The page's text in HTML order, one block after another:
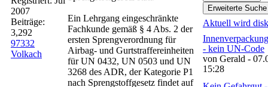
2007
Beiträge:
3,292
97332
Volkach
Ein Lehrgang eingeschränkte
Fachkunde gemäß § 4 Abs. 2 der
ersten Sprengverordnung für
Airbag- und Gurtstraffereinheiten
für UN 0432, UN 0503 und UN
3268 des ADR, der Kategorie P1
nach Sprengstoffgesetz findet auf
Aktuell wird
- kein UN-Code
von Gerald -
15:28